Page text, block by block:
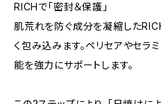
RICHで「密封＆保護」
肌荒れを防ぐ成分を凝縮した
く包み込みます。ペリセアやセラ
能を強力にサポートします。